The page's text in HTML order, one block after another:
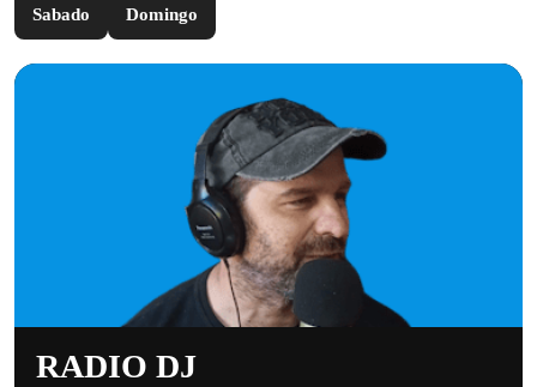
Sabado Domingo
RADIO DJ